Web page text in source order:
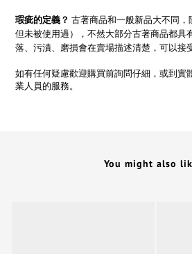
瑕疵的定義？ 古著商品和一般新品大不同
但未被使用過），不然大部分古著商品都具
落、污漬、磨損會在賣場描述清楚，可以接
如有任何疑慮歡迎購買前詢問仔細，或到實
業人員的服務。
You might also